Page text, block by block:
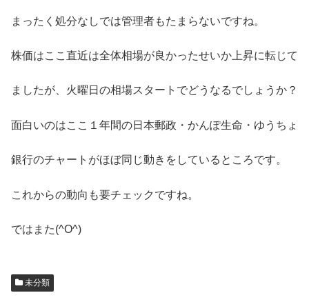
まったく処分なしでは管理者もたまらないですね。
株価はここ直近は全体相場が良かったせいか上昇に転じて
ましたが、火曜日の相場スタートでどうなるでしょうか？
面白いのはここ１年間の日本郵政・かんぽ生命・ゆうちょ
銀行のチャートがほぼ同じ動きをしているところです。
これからの動向も要チェックですね。
ではまた(^O^)
未分類